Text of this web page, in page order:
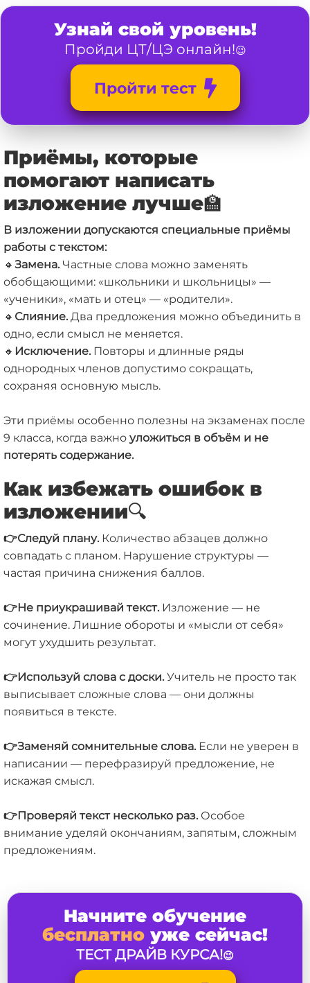
Узнай свой уровень!
Пройди ЦТ/ЦЭ онлайн!😉
Пройти тест
Приёмы, которые
помогают написать
изложение лучше🏫
В изложении допускаются специальные приёмы
работы с текстом:
🔸 Замена.Частные слова можно заменять
обобщающими: «школьники и школьницы» —
«ученики», «мать и отец» — «родители».
🔸 Слияние.Два предложения можно объединить в
одно, если смысл не меняется.
🔸 Исключение. Повторы и длинные ряды
однородных членов допустимо сокращать,
сохраняя основную мысль.
Эти приёмы особенно полезны на экзаменах после
9 класса, когда важно уложиться в объём и не
потерять содержание.
Как избежать ошибок в
изложении🔍
👉Следуй плану.Количество абзацев должно
совпадать с планом. Нарушение структуры —
частая причина снижения баллов.
👉Не приукрашивай текст. Изложение — не
сочинение. Лишние обороты и «мысли от себя»
могут ухудшить результат.
👉Используй слова с доски.Учитель не просто так
выписывает сложные слова — они должны
появиться в тексте.
👉Заменяй сомнительные слова. Если не уверен в
написании — перефразируй предложение, не
искажая смысл.
👉Проверяй текст несколько раз. Особое
внимание уделяй окончаниям, запятым, сложным
предложениям.
Начните обучение
бесплатно уже сейчас!
ТЕСТ ДРАЙВ КУРСА!😉